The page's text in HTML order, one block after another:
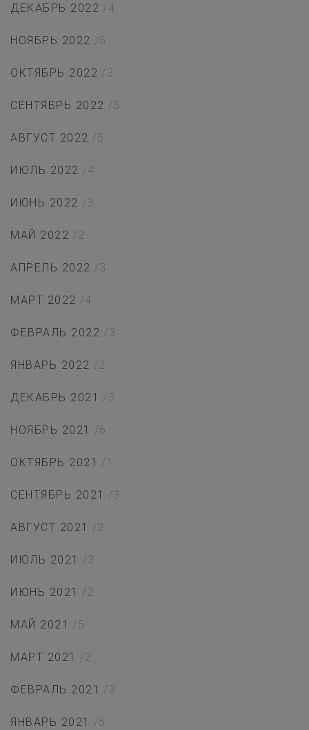
ДЕКАБРЬ 2022 /4
НОЯБРЬ 2022 /5
ОКТЯБРЬ 2022 /3
СЕНТЯБРЬ 2022 /5
АВГУСТ 2022 /5
ИЮЛЬ 2022 /4
ИЮНЬ 2022 /3
МАЙ 2022 /2
АПРЕЛЬ 2022 /3
МАРТ 2022 /4
ФЕВРАЛЬ 2022 /3
ЯНВАРЬ 2022 /2
ДЕКАБРЬ 2021 /3
НОЯБРЬ 2021 /6
ОКТЯБРЬ 2021 /1
СЕНТЯБРЬ 2021 /3
АВГУСТ 2021 /2
ИЮЛЬ 2021 /3
ИЮНЬ 2021 /2
МАЙ 2021 /5
МАРТ 2021 /2
ФЕВРАЛЬ 2021 /3
ЯНВАРЬ 2021 /5